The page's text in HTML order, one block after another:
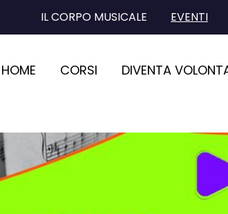
IL CORPO MUSICALE EVENTI
HOME CORSI DIVENTA